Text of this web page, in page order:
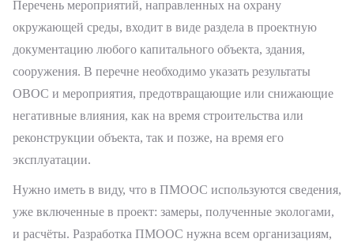
Перечень мероприятий, направленных на охрану
окружающей среды, входит в виде раздела в проектную
документацию любого капитального объекта, здания,
сооружения. В перечне необходимо указать результаты
ОВОС и мероприятия, предотвращающие или снижающие
негативные влияния, как на время строительства или
реконструкции объекта, так и позже, на время его
эксплуатации.
Нужно иметь в виду, что в ПМООС используются сведения,
уже включенные в проект: замеры, полученные экологами,
и расчёты. Разработка ПМООС нужна всем организациям,